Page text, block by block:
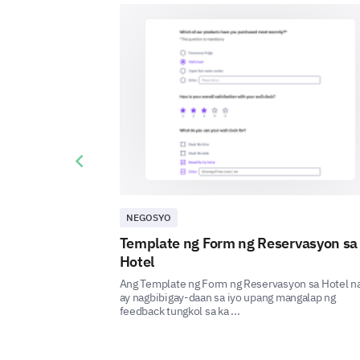
NEGOSYO
Template ng Form ng Reservasyon sa
Hotel
Ang Template ng Form ng Reservasyon sa Hotel
ay nagbibigay-daan sa iyo upang mangalap ng
feedback tungkol sa ka ...
Previous slide